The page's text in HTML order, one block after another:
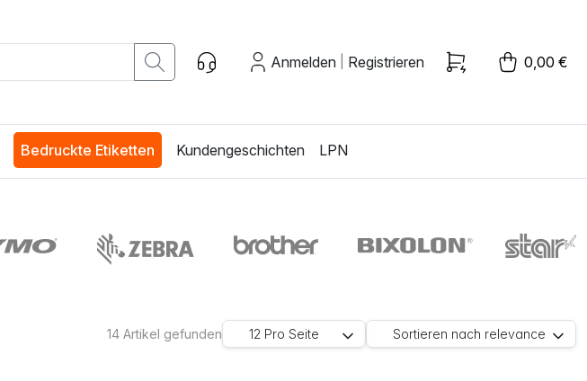
Anmelden Registrieren 0,00 €
Bedruckte Etiketten Kundengeschichten LPN
14Artikel gefunden 12 Pro Seite Sortieren nach relevance